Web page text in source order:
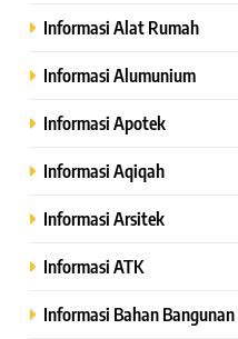
Informasi Alat Rumah
Informasi Alumunium
Informasi Apotek
Informasi Aqiqah
Informasi Arsitek
Informasi ATK
Informasi Bahan Bangunan